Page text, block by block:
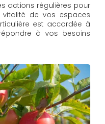
actions régulières pour
vitalité de vos espaces
est accordée à
à vos besoins